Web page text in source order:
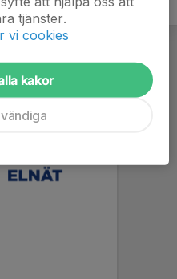
tjänster.
vi cookies
kakor